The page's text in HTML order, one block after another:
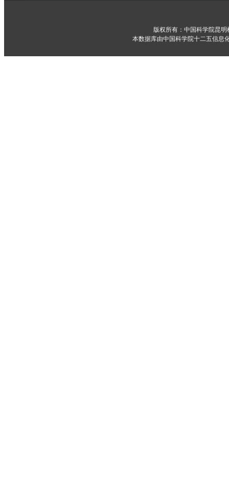
版权所有：中国科学院昆
本数据库由中国科学院十二五信息